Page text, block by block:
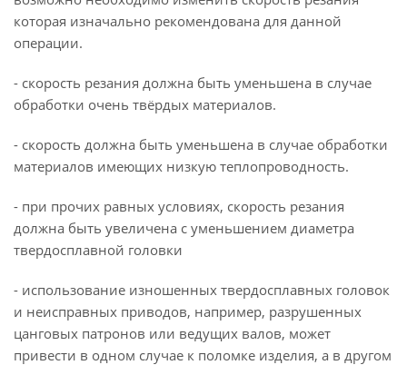
которая изначально рекомендована для данной
операции.
- скорость резания должна быть уменьшена в случае
обработки очень твёрдых материалов.
- скорость должна быть уменьшена в случае обработки
материалов имеющих низкую теплопроводность.
- при прочих равных условиях, скорость резания
должна быть увеличена с уменьшением диаметра
твердосплавной головки
- использование изношенных твердосплавных головок
и неисправных приводов, например, разрушенных
цанговых патронов или ведущих валов, может
привести в одном случае к поломке изделия, а в другом